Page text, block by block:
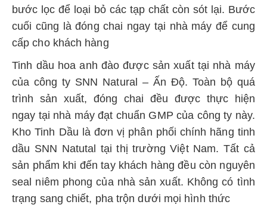
bước lọc để loại bỏ các tạp chất còn sót lại. Bước
cuối cũng là đóng chai ngay tại nhà máy để cung
cấp cho khách hàng
Tinh dầu hoa anh đào được sản xuất tại nhà máy
của công ty SNN Natural – Ấn Độ. Toàn bộ quá
trình sản xuất, đóng chai đều được thực hiện
ngay tại nhà máy đạt chuẩn GMP của công ty này.
Kho Tinh Dầu là đơn vị phân phối chính hãng tinh
dầu SNN Natutal tại thị trường Việt Nam. Tất cả
sản phẩm khi đến tay khách hàng đều còn nguyên
seal niêm phong của nhà sản xuất. Không có tình
trạng sang chiết, pha trộn dưới mọi hình thức